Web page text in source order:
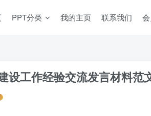
PPT分类 我的主页 联系我们
设工作经验交流发言材料范